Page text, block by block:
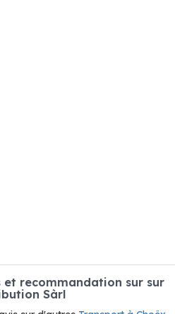
et recommandation sur sur
Sàrl